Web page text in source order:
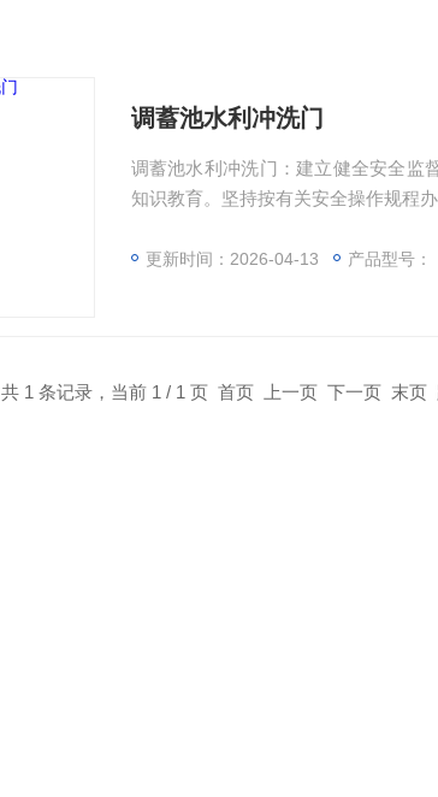
调蓄池水利冲洗门
调蓄池水利冲洗门：建立健全安全监
知识教育。坚持按有关安全操作规程
更新时间：2026-04-13 产品型号：
共 1 条记录，当前 1 / 1 页 首页 上一页 下一页 末页